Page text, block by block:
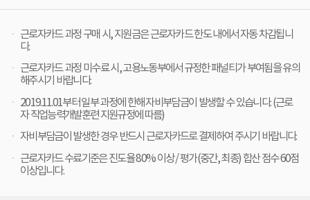
근로자카드 과정 구매 시, 지원금은 근로자카드 한도 내에서 자동 차감됩니
다.
근로자카드 과정 미수료 시, 고용노동부에서 규정한 패널티가 부여됨을 유의
해주시기 바랍니다.
2019.11.01부터 일부 과정에 한해 자비부담금이 발생할 수 있습니다. (근로
자 직업능력개발훈련 지원규정에 따름)
자비부담금이 발생한 경우 반드시 근로자카드로 결제하여 주시기 바랍니다.
근로자카드 수료기준은 진도율 80% 이상 / 평가(중간, 최종) 합산 점수 60점
이상입니다.